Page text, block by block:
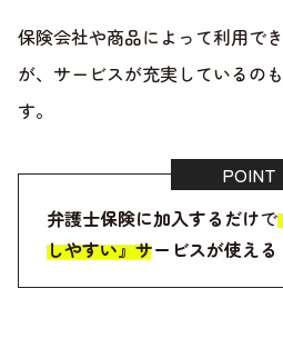
保険会社や商品によって利用で
が、サービスが充実しているの
す。
弁護士保険に加入するだけで
しやすい』サービスが使える